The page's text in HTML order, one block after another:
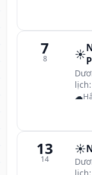
7
8 ☀️
lịch:
☁
13
14
☀️